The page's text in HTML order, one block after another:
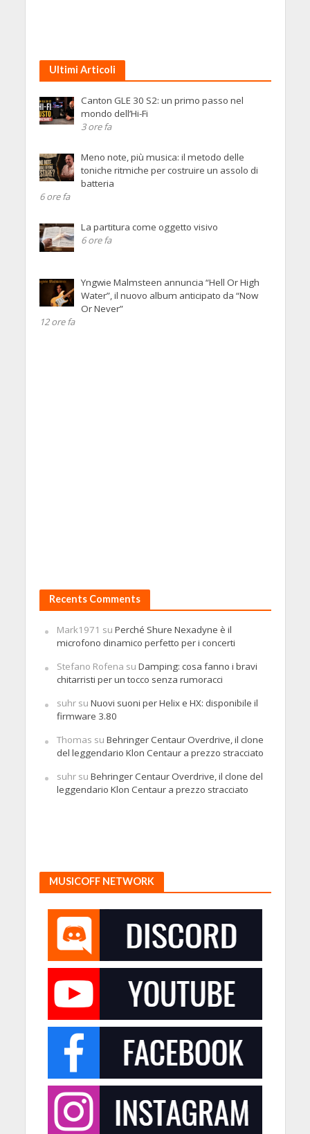
Ultimi Articoli
Canton GLE 30 S2: un primo passo nel
mondo dell’Hi-Fi
3 ore fa
Meno note, più musica: il metodo delle
toniche ritmiche per costruire un assolo di
batteria
6 ore fa
La partitura come oggetto visivo
6 ore fa
Yngwie Malmsteen annuncia “Hell Or High
Water”, il nuovo album anticipato da “Now
Or Never”
12 ore fa
Recents Comments
Mark1971 su Perché Shure Nexadyne è il
microfono dinamico perfetto per i concerti
Stefano Rofena su Damping: cosa fanno i bravi
chitarristi per un tocco senza rumoracci
suhrsu Nuovi suoni per Helix e HX: disponibile il
firmware 3.80
Thomas su Behringer Centaur Overdrive, il clone
del leggendario Klon Centaur a prezzo stracciato
suhrsu Behringer Centaur Overdrive, il clone del
leggendario Klon Centaur a prezzo stracciato
MUSICOFF NETWORK